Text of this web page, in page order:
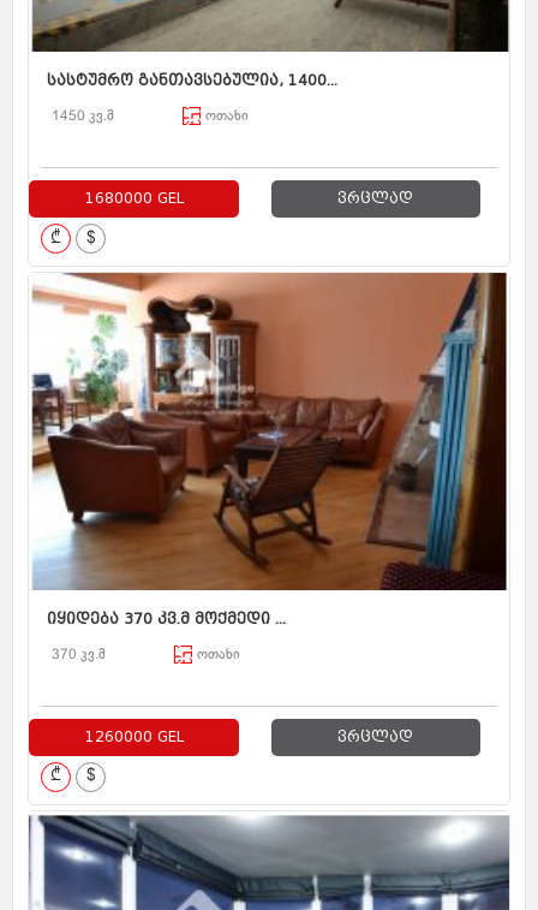
სასტუმრო განთავსებულია, 1400...
1450 კვ.მ ოთახი
1680000 GEL ვრცლად
₾ $
იყიდება 370 კვ.მ მოქმედი ...
370 კვ.მ ოთახი
1260000 GEL ვრცლად
₾ $